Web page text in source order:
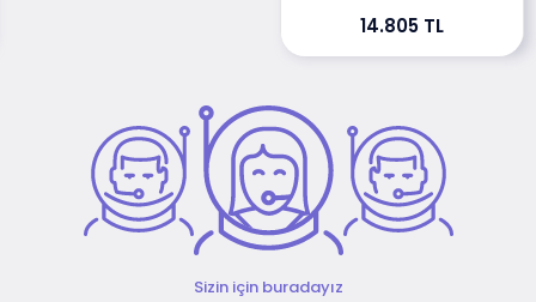
14.805 TL
Sizin için buradayız